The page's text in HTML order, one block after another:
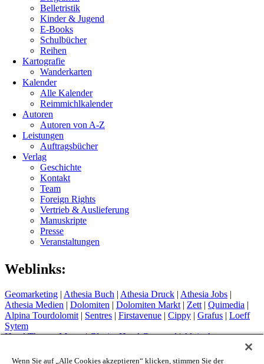
Belletristik
Kinder & Jugend
E-Books
Schulbücher
Reihen
Kartografie
Wanderkarten
Kalender
Alle Kalender
Reimmichlkalender
Autoren
Autoren von A-Z
Leistungen
Auftragsbücher
Verlag
Geschichte
Kontakt
Team
Foreign Rights
Vertrieb & Auslieferung
Manuskripte
Presse
Veranstaltungen
Weblinks:
Geomarketing | Athesia Buch | Athesia Druck | Athesia Jobs |
Athesia Medien | Dolomiten | Dolomiten Markt | Zett | Quimedia |
Alpina Tourdolomit | Sentres | Firstavenue | Cippy | Grafus | Loeff
Sytem
Hotel Therme Meran|Glacier Hotel Grawand|Alpin Arena
Wenn Sie auf „Alle Cookies akzeptieren“ klicken, stimmen Sie der